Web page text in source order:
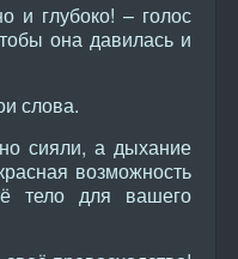
глубоко! – голос
она давилась и
слова.
сияли, а дыхание
возможность
тело для вашего